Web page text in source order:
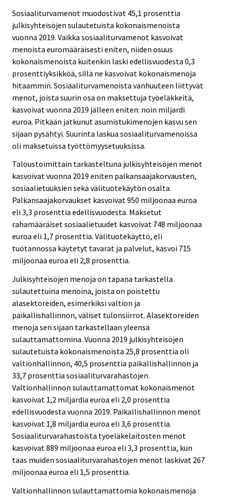
Sosiaaliturvamenot muodostivat 45,1 prosenttia
julkisyhteisöjen sulautetuista kokonaismenoista
vuonna 2019. Vaikka sosiaaliturvamenot kasvoivat
menoista euromääräisesti eniten, niiden osuus
kokonaismenoista kuitenkin laski edellisvuodesta 0,3
prosenttiyksikköä, sillä ne kasvoivat kokonaismenoja
hitaammin. Sosiaaliturvamenoista vanhuuteen liittyvät
menot, joista suurin osa on maksettuja työeläkkeitä,
kasvoivat vuonna 2019 jälleen eniten: noin miljardi
euroa. Pitkään jatkunut asumistukimenojen kasvu sen
sijaan pysähtyi. Suurinta laskua sosiaaliturvamenoissa
oli maksetuissa työttömyysetuuksissa.
Taloustoimittain tarkasteltuna julkisyhteisöjen menot
kasvoivat vuonna 2019 eniten palkansaajakorvausten,
sosiaalietuuksien sekä välituotekäytön osalta.
Palkansaajakorvaukset kasvoivat 950 miljoonaa euroa
eli 3,3 prosenttia edellisvuodesta. Maksetut
rahamääräiset sosiaalietuudet kasvoivat 748 miljoonaa
euroa eli 1,7 prosenttia. Välituotekäyttö, eli
tuotannossa käytetyt tavarat ja palvelut, kasvoi 715
miljoonaa euroa eli 2,8 prosenttia.
Julkisyhteisöjen menoja on tapana tarkastella
sulautettuina menoina, joista on poistettu
alasektoreiden, esimerkiksi valtion ja
paikallishallinnon, väliset tulonsiirrot. Alasektoreiden
menoja sen sijaan tarkastellaan yleensä
sulauttamattomina. Vuonna 2019 julkisyhteisöjen
sulautetuista kokonaismenoista 25,8 prosenttia oli
valtionhallinnon, 40,5 prosenttia paikallishallinnon ja
33,7 prosenttia sosiaaliturvarahastojen.
Valtionhallinnon sulauttamattomat kokonaismenot
kasvoivat 1,2 miljardia euroa eli 2,0 prosenttia
edellisvuodesta vuonna 2019. Paikallishallinnon menot
kasvoivat 1,8 miljardia euroa eli 3,6 prosenttia.
Sosiaaliturvarahastoista työeläkelaitosten menot
kasvoivat 889 miljoonaa euroa eli 3,3 prosenttia, kun
taas muiden sosiaaliturvarahastojen menot laskivat 267
miljoonaa euroa eli 1,5 prosenttia.
Valtionhallinnon sulauttamattomia kokonaismenoja